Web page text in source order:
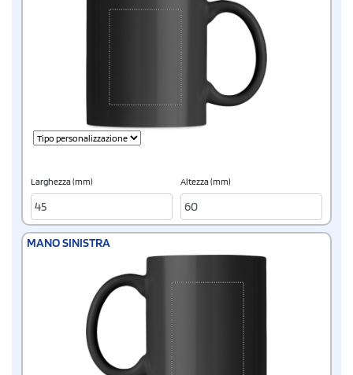
Larghezza (mm) Altezza (mm)
MANO SINISTRA